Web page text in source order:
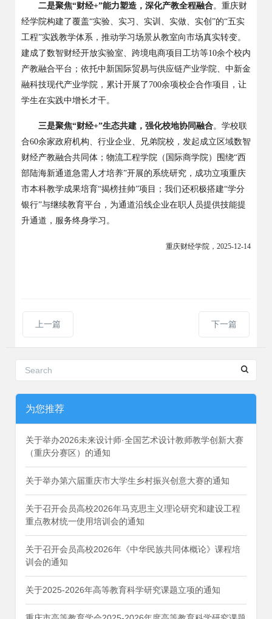
二是聚焦“财经+”能力塑造，深化产教全程融合。 重庆财
经学院构建了覆盖“实验、 实习、 实训、 实做、实创 ”的“五实
工程”实践教学体系，推动学习场景从教室向市场真实转变。
建成了数智财经开放实验室、跨境电商项目工坊等10余个校内
产教融合平台；依托中新国际贸易与供应链产业学院 、中新金
融科技现代产业学院，累计开展了 700余项校企合作项目，让
学生在实践中增长才干。
三是聚焦“财经+”生态共建，强化校地协同融合。学校联
合60余家政府机构、行业企业、兄弟院校，发起成立区域数智
财经产教融合共同体；物流工程学院（国际商学院）围绕“西
部陆海新通道急需人才培养”开展的系统研究，成功立项重庆
市本科教学成果培育“揭榜挂帅”项目；我们还积极搭建“学分
银行”与继续教育平台，为通道沿线企业在职人员提供技能提
升通道，服务终身学习。
重庆财经学院， 2025-12-14
上一篇 下一篇
为您推荐
关于举办2026未来设计师·全国艺术设计教师教学创新大赛
（重庆分赛区）的通知
关于举办第六届重庆市大学生乡村振兴创意大赛的通知
关于召开会员高校2026年马克思主义理论研究和建设工程
重点教材统一使用培训会的通知
关于召开会员高校2026年《中华民族共同体概论》课程培
训会的通知
关于2025-2026年高等教育科学研究课题立项的通知